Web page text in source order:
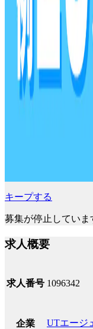
キープする
募集が停止していま
求人概要
求人番号 1096342
企業 UTエージ